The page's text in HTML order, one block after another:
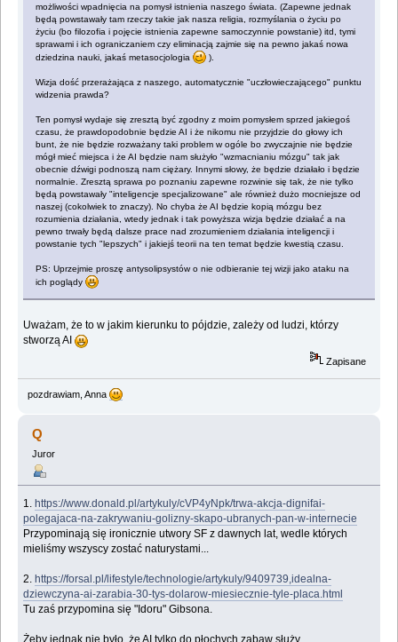
możliwości wpadnięcia na pomysł istnienia naszego świata. (Zapewne jednak
będą powstawały tam rzeczy takie jak nasza religia, rozmyślania o życiu po
życiu (bo filozofia i pojęcie istnienia zapewne samoczynnie powstanie) itd, tymi
sprawami i ich ograniczaniem czy eliminacją zajmie się na pewno jakaś nowa
dziedzina nauki, jakaś metasocjologia
).
Wizja dość przerażająca z naszego, automatycznie "uczłowieczającego" punktu
widzenia prawda?
Ten pomysł wydaje się zresztą być zgodny z moim pomysłem sprzed jakiegoś
czasu, że prawdopodobnie będzie AI i że nikomu nie przyjdzie do głowy ich
bunt, że nie będzie rozważany taki problem w ogóle bo zwyczajnie nie będzie
mógł mieć miejsca i że AI będzie nam służyło "wzmacnianiu mózgu" tak jak
obecnie dźwigi podnoszą nam ciężary. Innymi słowy, że będzie działało i będzie
normalnie. Zresztą sprawa po poznaniu zapewne rozwinie się tak, że nie tylko
będą powstawały "inteligencje specjalizowane" ale również dużo mocniejsze od
naszej (cokolwiek to znaczy). No chyba że AI będzie kopią mózgu bez
rozumienia działania, wtedy jednak i tak powyższa wizja będzie działać a na
pewno trwały będą dalsze prace nad zrozumieniem działania inteligencji i
powstanie tych "lepszych" i jakiejś teorii na ten temat będzie kwestią czasu.
PS: Uprzejmie proszę antysolipsystów o nie odbieranie tej wizji jako ataku na
ich poglądy
Uważam, że to w jakim kierunku to pójdzie, zależy od ludzi, którzy
stworzą AI
Zapisane
pozdrawiam, Anna
Q
Juror
1. https://www.donald.pl/artykuly/cVP4yNpk/trwa-akcja-dignifai-
polegajaca-na-zakrywaniu-golizny-skapo-ubranych-pan-w-internecie
Przypominają się ironicznie utwory SF z dawnych lat, wedle których
mieliśmy wszyscy zostać naturystami...
2. https://forsal.pl/lifestyle/technologie/artykuly/9409739,idealna-
dziewczyna-ai-zarabia-30-tys-dolarow-miesiecznie-tyle-placa.html
Tu zaś przypomina się "Idoru" Gibsona.
Żeby jednak nie było, że AI tylko do płochych zabaw służy...